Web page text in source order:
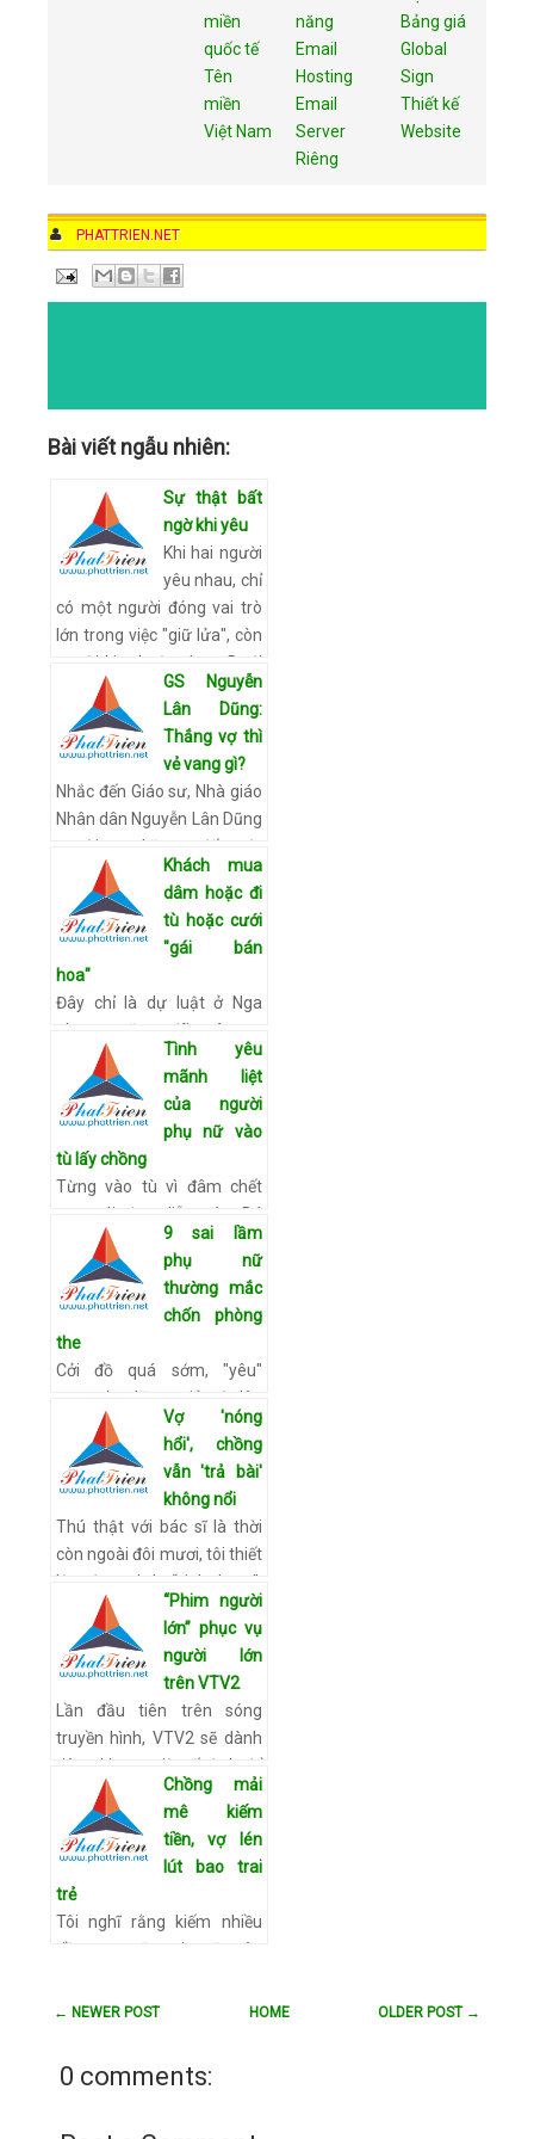
miền
quốc tế
Tên
miền
Việt Nam
năng
Email
Hosting
Email
Server
Riêng
Bảng giá
Global
Sign
Thiết kế
Website
AUTHOR
PHATTRIEN.NET
DATE
9:00 AM
Bài viết ngẫu nhiên:
Sự thật bất
ngờ khi yêu
Khi hai người
yêu nhau, chỉ
có một người đóng vai trò
lớn trong việc "giữ lửa", còn
người kia thuận theo. Dưới
đây là một vài sự thật về
chuyện hẹn …
Xem chi tiết
GS Nguyễn
Lân Dũng:
Thắng vợ thì
vẻ vang gì?
Nhắc đến Giáo sư, Nhà giáo
Nhân dân Nguyễn Lân Dũng
người ta nghĩ ngay đến một
con người tài năng, đức độ,
một lối sống dung dị và
một gia đình hạnh p… Xem
Khách mua
dâm hoặc đi
tù hoặc cưới
"gái bán
hoa"
Đây chỉ là dự luật ở Nga
nhưng cũng đã gây ra
nhiều tranh cãi. Khách mua
dâm phải cưới "gái bán
hoa" hoặc ngồi tù Một nghị
sĩ tại thành phố lớn thứ…
Xem chi tiết
Tình yêu
mãnh liệt
của người
phụ nữ vào
tù lấy chồng
Từng vào tù vì đâm chết
con gái đạo diễn Đào Bá
Sơn, Hà Tân không ngờ có
người con gái khác sẵn
sàng cưới mình trong tù,
sinh con và chờ anh về. Đ…
Xem chi tiết
9 sai lầm
phụ nữ
thường mắc
chốn phòng
the
Cởi đồ quá sớm, "yêu"
trong im lặng, giả vờ lên
đỉnh...là những sai lầm phụ
nữ thường mắc trong
phòng ngủ. 1. Cởi đồ quá
sớm Việc giữ lại đồ trên n…
Xem chi tiết
Vợ 'nóng
hổi', chồng
vẫn 'trả bài'
không nổi
Thú thật với bác sĩ là thời
còn ngoài đôi mươi, tôi thiết
lập được lịch “sinh hoạt”:
sau cữ đầu, khoảng 10
phút sau là xé nháp để làm
cữ chính. Tôi …
Xem chi tiết
“Phim người
lớn” phục vụ
người lớn
trên VTV2
Lần đầu tiên trên sóng
truyền hình, VTV2 sẽ dành
riêng khung giờ cố định để
phát các bộ phim dành
riêng cho người lớn phục vụ
khán giả trên 18 tuổ…
Xem
Chồng mải
mê kiếm
tiền, vợ lén
lút bao trai
trẻ
Tôi nghĩ rằng kiếm nhiều
tiền vợ sẽ vui, sẽ yêu
ngờ, để vợ tôi cô đơn đã
…Xem chi tiết
← NEWER POST OLDER POST →
HOME
0 comments: